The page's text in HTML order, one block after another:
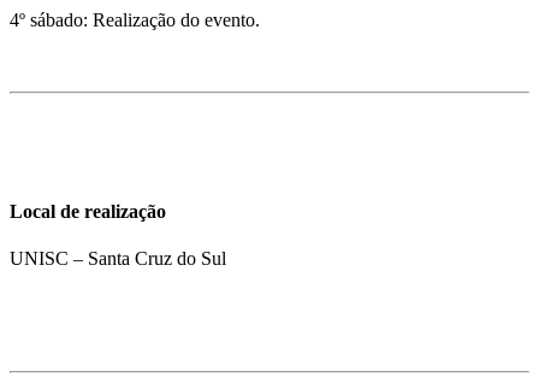
4º sábado: Realização do evento.
Local de realização
UNISC – Santa Cruz do Sul